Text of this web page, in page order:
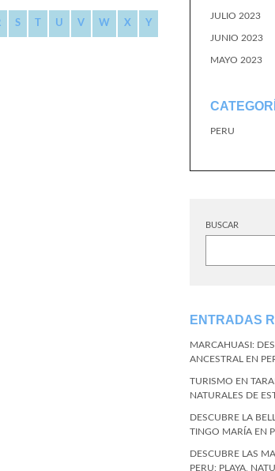
S U V W X Y
JULIO 2023
JUNIO 2023
MAYO 2023
PERU
BUSCAR
ENTRADAS
MARCAHUASI:
ANCESTRAL EN
TURISMO EN
NATURALES DE
DESCUBRE LA
TINGO MARÍA EN
DESCUBRE LAS
PERU: PLAYA,